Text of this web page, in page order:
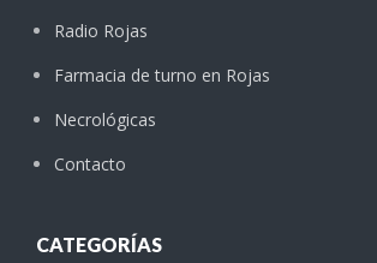
Radio Rojas
Farmacia de turno en Rojas
Necrológicas
Contacto
CATEGORÍAS